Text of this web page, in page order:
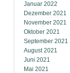
Januar 2022
Dezember 2021
November 2021
Oktober 2021
September 2021
August 2021
Juni 2021
Mai 2021